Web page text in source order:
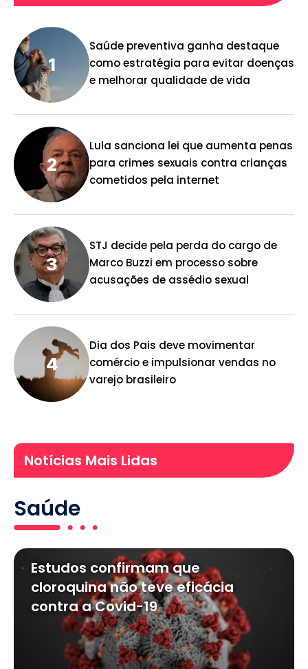
Saúde preventiva ganha destaque
como estratégia para evitar doenças
e melhorar qualidade de vida
Lula sanciona lei que aumenta penas
para crimes sexuais contra crianças
cometidos pela internet
STJ decide pela perda do cargo de
Marco Buzzi em processo sobre
acusações de assédio sexual
Dia dos Pais deve movimentar
comércio e impulsionar vendas no
varejo brasileiro
Notícias Mais Lidas
Saúde
Estudos confirmam que
cloroquina não teve eficácia
contra a Covid-19